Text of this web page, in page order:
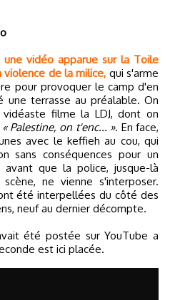
une vidéo apparue sur la Toile
violence de la milice, qui s'arme
pour provoquer le camp d'en
une terrasse au préalable. On
filme la LDJ, dont on
« Palestine, on t'enc... ». En face,
avec le keffieh au cou, qui
sans conséquences pour un
que la police, jusque-là
ne vienne s'interposer.
été interpellées du côté des
neuf au dernier décompte.
été postée sur YouTube a
est ici placée.